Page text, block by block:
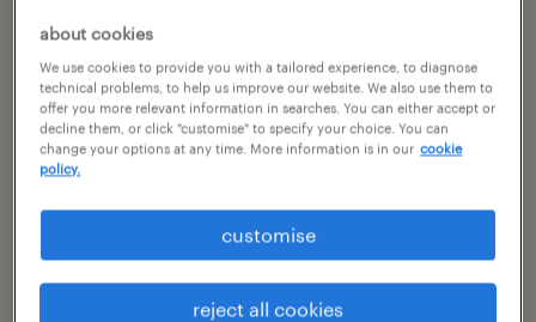
praca stała
pełen etat
номер посилання
about cookies
We use cookies to provide you with a tailored experience, to diagnose
technical problems, to help us improve our website. We also use them to
offer you more relevant information in searches. You can either accept or
decline them, or click "customise" to specify your choice. You can
change your options at any time. More information is in our cookie
policy.
reject all cookies
customise